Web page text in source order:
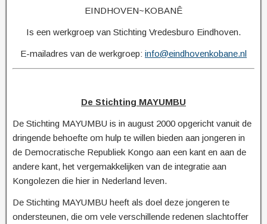
EINDHOVEN~KOBANÊ
Is een werkgroep van Stichting Vredesburo Eindhoven.
E-mailadres van de werkgroep: info@eindhovenkobane.nl
De Stichting MAYUMBU
De Stichting MAYUMBU is in august 2000 opgericht vanuit de
dringende behoefte om hulp te willen bieden aan jongeren in
de Democratische Republiek Kongo aan een kant en aan de
andere kant, het vergemakkelijken van de integratie aan
Kongolezen die hier in Nederland leven.
De Stichting MAYUMBU heeft als doel deze jongeren te
ondersteunen, die om vele verschillende redenen slachtoffer